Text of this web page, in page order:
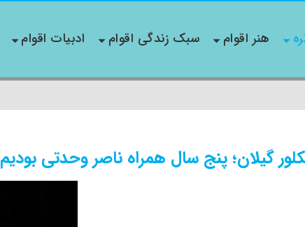
هنر اقوام سبک زندگی اقوام ادبیات اقوام
گیلان؛ پنج سال همراه ناصر وحدتی بودیم